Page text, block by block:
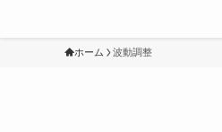
ホーム 波動調整